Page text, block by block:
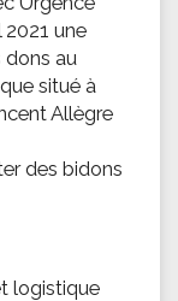
une
au
situé à
Allègre
des bidons
logistique